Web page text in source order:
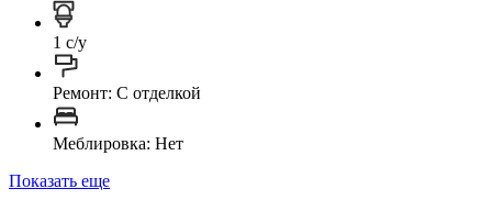
1 с/у
Ремонт: C отделкой
Меблировка: Нет
Показать еще